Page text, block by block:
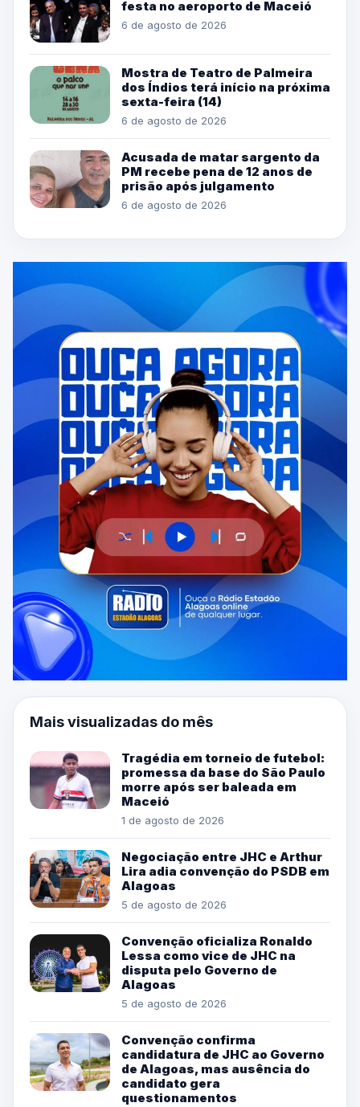
festa no aeroporto de Maceió
6 de agosto de 2026
Mostra de Teatro de Palmeira
dos Índios terá início na próxima
sexta-feira (14)
6 de agosto de 2026
Acusada de matar sargento da
PM recebe pena de 12 anos de
prisão após julgamento
6 de agosto de 2026
Mais visualizadas do mês
Tragédia em torneio de futebol:
promessa da base do São Paulo
morre após ser baleada em
Maceió
1 de agosto de 2026
Negociação entre JHC e Arthur
Lira adia convenção do PSDB em
Alagoas
5 de agosto de 2026
Convenção oficializa Ronaldo
Lessa como vice de JHC na
disputa pelo Governo de
Alagoas
5 de agosto de 2026
Convenção confirma
candidatura de JHC ao Governo
de Alagoas, mas ausência do
candidato gera
questionamentos